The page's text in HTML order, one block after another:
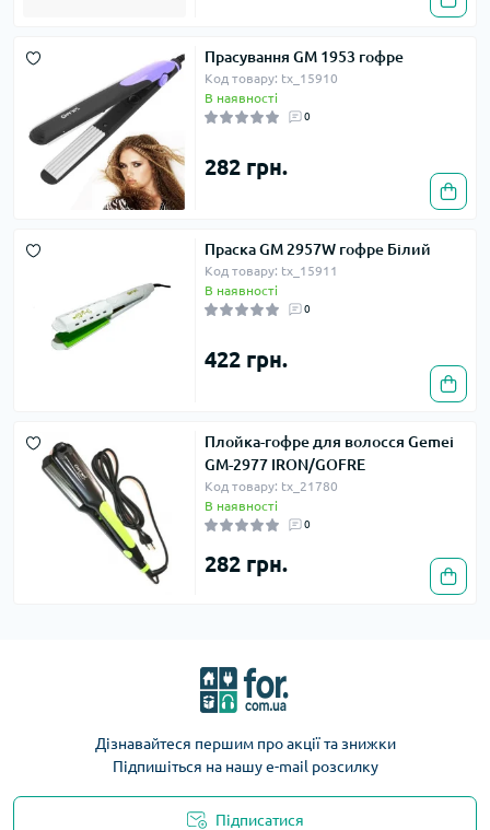
Прасування GM 1953 гофре
Код товару: tx_15910
В наявності
0
282 грн.
Праска GM 2957W гофре Білий
Код товару: tx_15911
В наявності
0
422 грн.
Плойка-гофре для волосся Gemei
GM-2977 IRON/GOFRE
Код товару: tx_21780
В наявності
0
282 грн.
Дізнавайтеся першим про акції та знижки
Підпишіться на нашу e-mail розсилку
Підписатися